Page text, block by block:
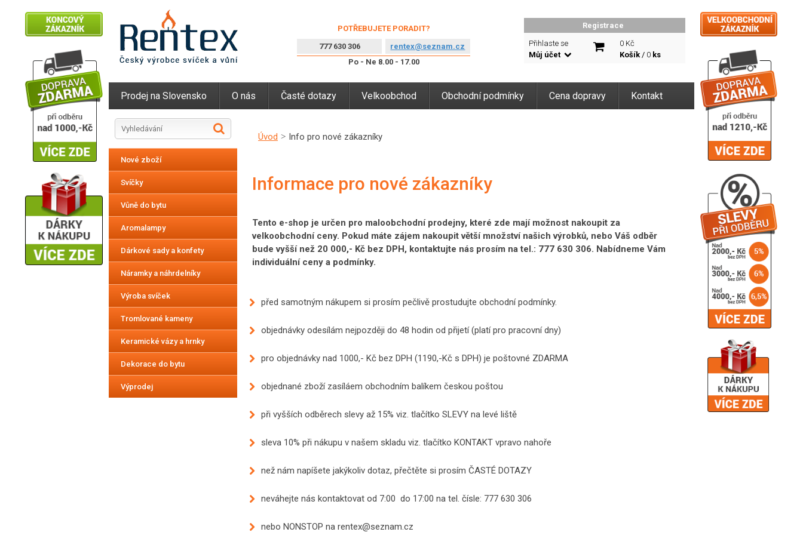
POTŘEBUJETE PORADIT?
777 630 306
rentex@seznam.cz
Po - Ne 8.00 - 17.00
Registrace
Přihlaste se
Můj účet
0 Kč
Košík/ 0 ks
Prodej na Slovensko O nás Časté dotazy Velkoobchod Obchodní podmínky Cena dopravy Kontakt
Nové zboží
Svíčky
Vůně do bytu
Aromalampy
Dárkové sady a konfety
Náramky a náhrdelníky
Výroba svíček
Tromlované kameny
Keramické vázy a hrnky
Dekorace do bytu
Výprodej
Úvod Info pro nové zákazníky
Informace pro nové zákazníky
Tento e-shop je určen pro maloobchodní prodejny, které zde mají možnost nakoupit za
velkoobchodní ceny. Pokud máte zájem nakoupit větší množství našich výrobků, nebo Váš odběr
bude vyšší než 20 000,- Kč bez DPH, kontaktujte nás prosím na tel.: 777 630 306. Nabídneme Vám
individuální ceny a podmínky.
před samotným nákupem si prosím pečlivě prostudujte obchodní podmínky.
objednávky odesílám nejpozději do 48 hodin od přijetí (platí pro pracovní dny)
pro objednávky nad 1000,- Kč bez DPH (1190,-Kč s DPH) je poštovné ZDARMA
objednané zboží zasíláem obchodním balíkem českou poštou
při vyšších odběrech slevy až 15% viz. tlačítko SLEVY na levé liště
sleva 10% při nákupu v našem skladu viz. tlačítko KONTAKT vpravo nahoře
než nám napíšete jakýkoliv dotaz, přečtěte si prosím ČASTÉ DOTAZY
neváhejte nás kontaktovat od 7:00 do 17:00 na tel. čísle: 777 630 306
nebo NONSTOP na rentex@seznam.cz